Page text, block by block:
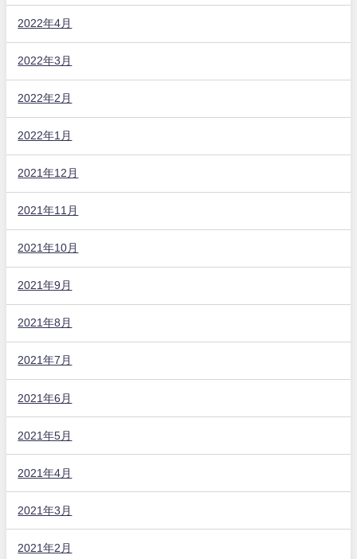
2022年4月
2022年3月
2022年2月
2022年1月
2021年12月
2021年11月
2021年10月
2021年9月
2021年8月
2021年7月
2021年6月
2021年5月
2021年4月
2021年3月
2021年2月